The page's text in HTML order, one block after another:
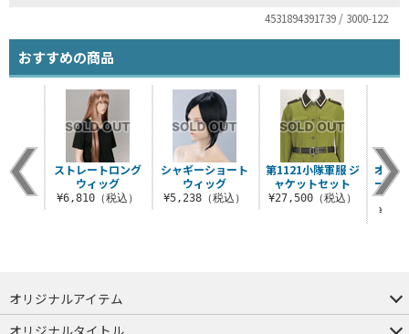
4531894391739 / 3000-122
おすすめの商品
シャギーショート
ウィッグ
¥5,238（税込）
第1121小隊軍服 ジ
ャケットセット
¥27,500（税込）
オリ
ーツ
ストレートロング
ウィッグ
¥6,810（税込）
オリジナルアイテム
つままれ
つかまれ
ピョコッテ